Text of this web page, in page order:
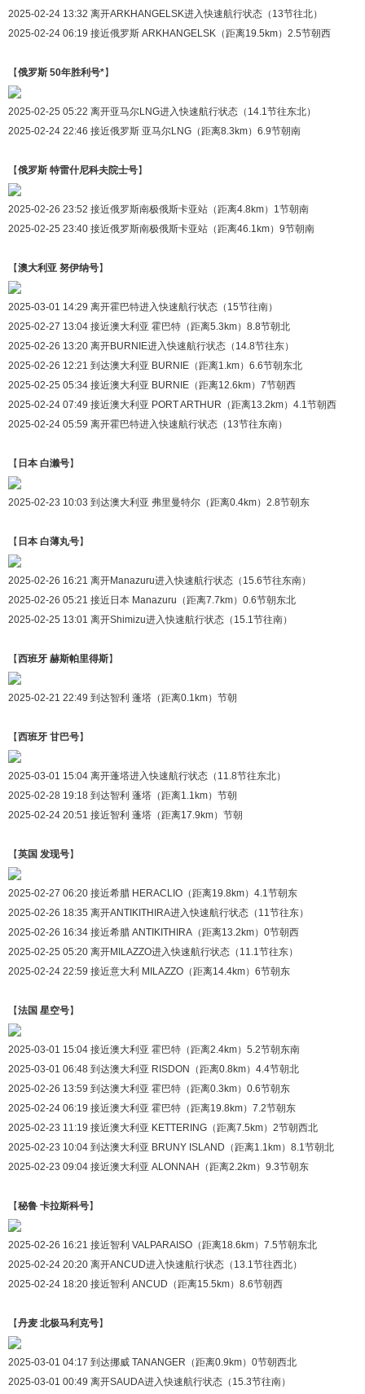
2025-02-24 13:32 离开ARKHANGELSK进入快速航行状态（13节往北）
2025-02-24 06:19 接近俄罗斯 ARKHANGELSK（距离19.5km）2.5节朝西
【俄罗斯 50年胜利号*】
2025-02-25 05:22 离开亚马尔LNG进入快速航行状态（14.1节往东北）
2025-02-24 22:46 接近俄罗斯 亚马尔LNG（距离8.3km）6.9节朝南
【俄罗斯 特雷什尼科夫院士号】
2025-02-26 23:52 接近俄罗斯南极俄斯卡亚站（距离4.8km）1节朝南
2025-02-25 23:40 接近俄罗斯南极俄斯卡亚站（距离46.1km）9节朝南
【澳大利亚 努伊纳号】
2025-03-01 14:29 离开霍巴特进入快速航行状态（15节往南）
2025-02-27 13:04 接近澳大利亚 霍巴特（距离5.3km）8.8节朝北
2025-02-26 13:20 离开BURNIE进入快速航行状态（14.8节往东）
2025-02-26 12:21 到达澳大利亚 BURNIE（距离1.km）6.6节朝东北
2025-02-25 05:34 接近澳大利亚 BURNIE（距离12.6km）7节朝西
2025-02-24 07:49 接近澳大利亚 PORT ARTHUR（距离13.2km）4.1节朝西
2025-02-24 05:59 离开霍巴特进入快速航行状态（13节往东南）
【 日本 白濑号】
2025-02-23 10:03 到达澳大利亚 弗里曼特尔（距离0.4km）2.8节朝东
【 日本 白薄丸号】
2025-02-26 16:21 离开Manazuru进入快速航行状态（15.6节往东南）
2025-02-26 05:21 接近日本 Manazuru（距离7.7km）0.6节朝东北
2025-02-25 13:01 离开Shimizu进入快速航行状态（15.1节往南）
【西班牙 赫斯帕里得斯】
2025-02-21 22:49 到达智利 蓬塔（距离0.1km）节朝
【西班牙 甘巴号】
2025-03-01 15:04 离开蓬塔进入快速航行状态（11.8节往东北）
2025-02-28 19:18 到达智利 蓬塔（距离1.1km）节朝
2025-02-24 20:51 接近智利 蓬塔（距离17.9km）节朝
【英国 发现号】
2025-02-27 06:20 接近希腊 HERACLIO（距离19.8km）4.1节朝东
2025-02-26 18:35 离开ANTIKITHIRA进入快速航行状态（11节往东）
2025-02-26 16:34 接近希腊 ANTIKITHIRA（距离13.2km）0节朝西
2025-02-25 05:20 离开MILAZZO进入快速航行状态（11.1节往东）
2025-02-24 22:59 接近意大利 MILAZZO（距离14.4km）6节朝东
【法国 星空号】
2025-03-01 15:04 接近澳大利亚 霍巴特（距离2.4km）5.2节朝东南
2025-03-01 06:48 到达澳大利亚 RISDON（距离0.8km）4.4节朝北
2025-02-26 13:59 到达澳大利亚 霍巴特（距离0.3km）0.6节朝东
2025-02-24 06:19 接近澳大利亚 霍巴特（距离19.8km）7.2节朝东
2025-02-23 11:19 接近澳大利亚 KETTERING（距离7.5km）2节朝西北
2025-02-23 10:04 到达澳大利亚 BRUNY ISLAND（距离1.1km）8.1节朝北
2025-02-23 09:04 接近澳大利亚 ALONNAH（距离2.2km）9.3节朝东
【秘鲁 卡拉斯科号】
2025-02-26 16:21 接近智利 VALPARAISO（距离18.6km）7.5节朝东北
2025-02-24 20:20 离开ANCUD进入快速航行状态（13.1节往西北）
2025-02-24 18:20 接近智利 ANCUD（距离15.5km）8.6节朝西
【丹麦 北极马利克号】
2025-03-01 04:17 到达挪威 TANANGER（距离0.9km）0节朝西北
2025-03-01 00:49 离开SAUDA进入快速航行状态（15.3节往南）